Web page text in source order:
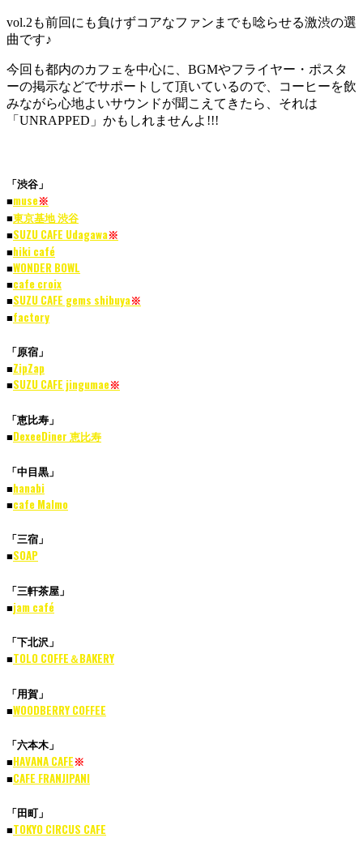
vol.2も前回にも負けずコアなファンまでも唸らせる激渋の選
曲です♪
今回も都内のカフェを中心に、BGMやフライヤー・ポスタ
ーの掲示などでサポートして頂いているので、コーヒーを飲
みながら心地よいサウンドが聞こえてきたら、それは
「UNRAPPED」かもしれませんよ!!!
「渋谷」
■muse※
■東京基地 渋谷
■SUZU CAFE Udagawa※
■hiki café
■WONDER BOWL
■cafe croix
■SUZU CAFE gems shibuya※
■factory
「原宿」
■ZipZap
■SUZU CAFE jingumae※
「恵比寿」
■DexeeDiner 恵比寿
「中目黒」
■hanabi
■cafe Malmo
「三宿」
■SOAP
「三軒茶屋」
■jam café
「下北沢」
■TOLO COFFE＆BAKERY
「用賀」
■WOODBERRY COFFEE
「六本木」
■HAVANA CAFE※
■CAFE FRANJIPANI
「田町」
■TOKYO CIRCUS CAFE